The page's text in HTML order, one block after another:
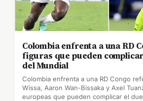
Colombia enfrenta a una RD
figuras que pueden
del Mundial
Colombia enfrenta a una RD Congo
Wissa, Aaron Wan-Bissaka y Axel
europeas que pueden complicar el